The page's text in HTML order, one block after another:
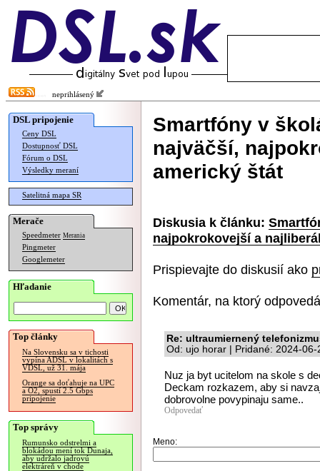
neprihlásený
DSL pripojenie
Ceny DSL
Dostupnosť DSL
Fórum o DSL
Výsledky meraní
Satelitná mapa SR
Merače
Speedmeter Merania
Pingmeter
Googlemeter
Hľadanie
Top články
Na Slovensku sa v tichosti
vypína ADSL v lokalitách s
VDSL, už 31. mája
Orange sa doťahuje na UPC
a O2, spustí 2.5 Gbps
pripojenie
Top správy
Rumunsko odstrelmi a
blokádou mení tok Dunaja,
aby udržalo jadrovú
elektráreň v chode
Smartfóny v
najväčší,
americký štát
Diskusia k článku:
najpokrokovejší a
Prispievajte do diskusií ako
Komentár, na ktorý
Re: ultraumiernený
Od: ujo horar | Pridané: 2024-06-
Nuz ja byt ucitelom na skole s
Deckam rozkazem, aby si
dobrovolne povypinaju same..
Odpovedať
Meno: